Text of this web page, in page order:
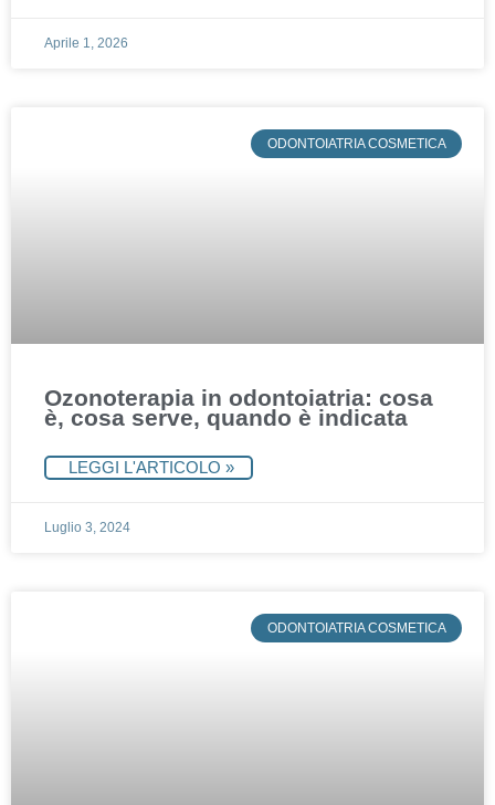
Aprile 1, 2026
ODONTOIATRIA COSMETICA
Ozonoterapia in odontoiatria: cosa
è, cosa serve, quando è indicata
LEGGI L'ARTICOLO »
Luglio 3, 2024
ODONTOIATRIA COSMETICA